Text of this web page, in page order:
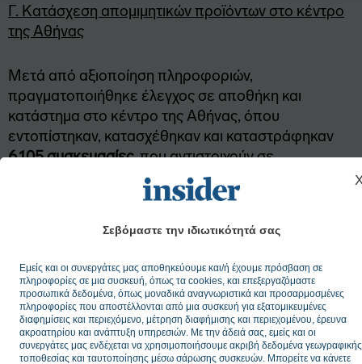
Σεβόμαστε την ιδιωτικότητά σας
Εμείς και οι συνεργάτες μας αποθηκεύουμε και/ή έχουμε πρόσβαση σε
πληροφορίες σε μια συσκευή, όπως τα cookies, και επεξεργαζόμαστε
προσωπικά δεδομένα, όπως μοναδικά αναγνωριστικά και προσαρμοσμένες
πληροφορίες που αποστέλλονται από μια συσκευή για εξατομικευμένες
διαφημίσεις και περιεχόμενο, μέτρηση διαφήμισης και περιεχομένου, έρευνα
ακροατηρίου και ανάπτυξη υπηρεσιών. Με την άδειά σας, εμείς και οι
συνεργάτες μας ενδέχεται να χρησιμοποιήσουμε ακριβή δεδομένα γεωγραφικής
τοποθεσίας και ταυτοποίησης μέσω σάρωσης συσκευών. Μπορείτε να κάνετε
Γ. Κατάσχεση απομιμητικών προϊόντων στο κέντρο
της Αθήνας
Μετά από αξιοποίηση πληροφοριών,
πραγματοποιήθηκε έλεγχος σε αποθήκη και
κατάστημα στο κέντρο της Αθήνας, όπου
εντοπίστηκαν, κατασχέθηκαν και καταστράφηκαν
6.105 συσκευασίες, που αντιστοιχούν σε
89.000 τεμάχια απομιμητικών
. Μεταξύ των προϊόντων
. Για την υπόθεση επιβλήθηκαν πρόστιμα
«Η Ανεξάρτητη Αρχή Ελέγχου της Αγοράς και
Προστασίας του Καταναλωτή εντείνει τους
ελέγχους σε όλο το φάσμα της αγοράς,